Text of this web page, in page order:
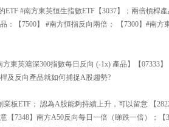
#南方東英恒生指數ETF【3037】；兩倍槓桿
【7500】 #南方恒指反向兩倍； 【7300】#南方
東英滬深300指數每日反向 (-1x) 產品】【07333
及反向產品就如何捕捉A股趨勢?
板ETF； 認為A股能夠持續上升，可以留意 【
【7348】南方A50反向每日一倍（睇跌一倍）；【